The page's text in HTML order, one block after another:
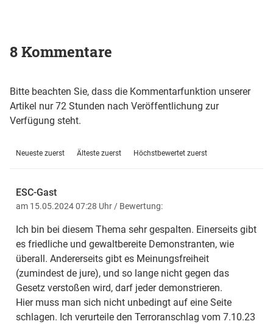
8 Kommentare
Bitte beachten Sie, dass die Kommentarfunktion unserer
Artikel nur 72 Stunden nach Veröffentlichung zur
Verfügung steht.
Neueste zuerst Älteste zuerst Höchstbewertet zuerst
ESC-Gast
am 15.05.2024 07:28 Uhr / Bewertung:
Ich bin bei diesem Thema sehr gespalten. Einerseits gibt
es friedliche und gewaltbereite Demonstranten, wie
überall. Andererseits gibt es Meinungsfreiheit
(zumindest de jure), und so lange nicht gegen das
Gesetz verstoßen wird, darf jeder demonstrieren.
Hier muss man sich nicht unbedingt auf eine Seite
schlagen. Ich verurteile den Terroranschlag vom 7.10.23